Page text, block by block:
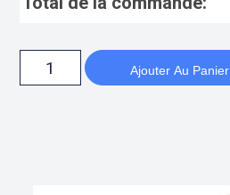
Ajouter Au Panier